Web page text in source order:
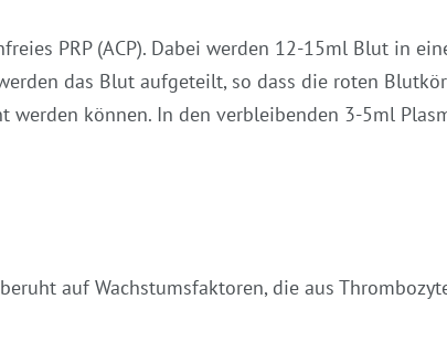
PRP (ACP). Dabei werden 12-15ml Blut in
das Blut aufgeteilt, so dass die roten
werden können. In den verbleibenden 3-5ml
auf Wachstumsfaktoren, die aus